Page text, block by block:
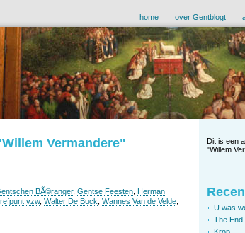
home over Gentblogt
Vermandere"
BÃ©ranger, Gentse Feesten Herman
vzw, Walter De Buck Wannes Van de Velde
Dit is een
"Willem
U was
The End
Krop